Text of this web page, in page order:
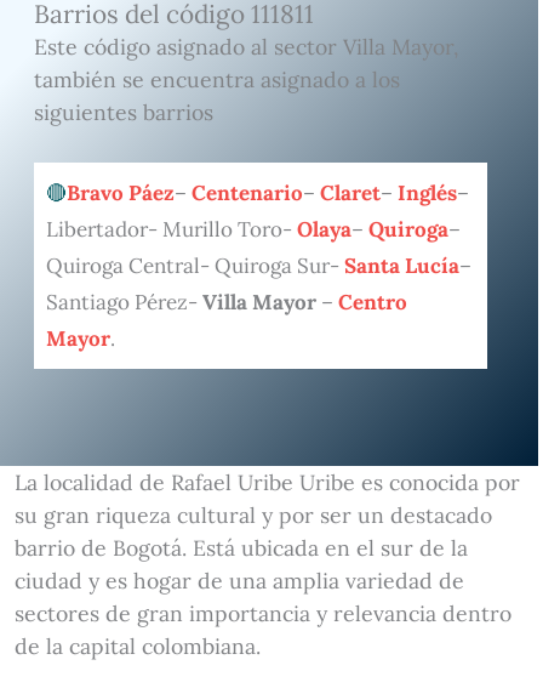
Barrios del código 111811
Este código asignado al sector Villa Mayor,
también se encuentra asignado a los
siguientes barrios
Bravo Páez– Centenario– Claret– Inglés–
Libertador- Murillo Toro- Olaya– Quiroga–
Quiroga Central- Quiroga Sur- Santa Lucía–
Santiago Pérez- Villa Mayor– Centro
Mayor.
La localidad de Rafael Uribe Uribe es conocida por
su gran riqueza cultural y por ser un destacado
barrio de Bogotá. Está ubicada en el sur de la
ciudad y es hogar de una amplia variedad de
sectores de gran importancia y relevancia dentro
de la capital colombiana.